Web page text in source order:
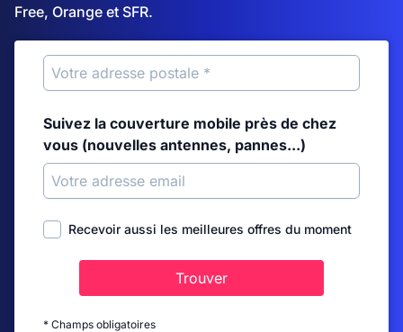
Free, Orange et SFR.
Suivez la couverture mobile près de chez
vous (nouvelles antennes, pannes...)
Recevoir aussi les meilleures offres du moment
Trouver
* Champs obligatoires